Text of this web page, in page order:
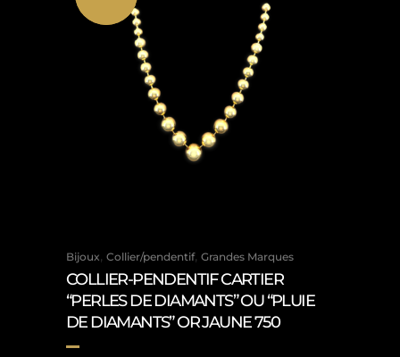
Bijoux, Collier/pendentif, Grandes Marques
COLLIER-PENDENTIF CARTIER
“PERLES DE DIAMANTS” OU “PLUIE
DE DIAMANTS” OR JAUNE 750